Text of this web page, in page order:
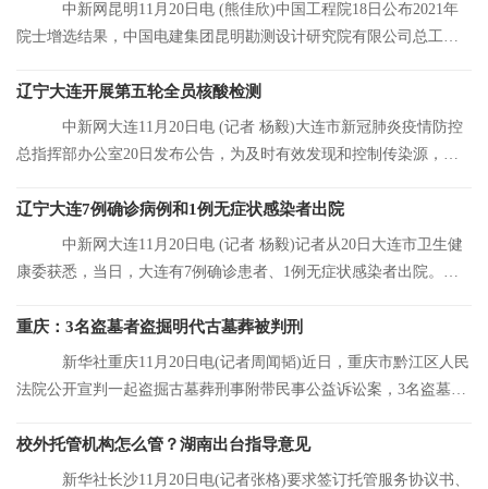
中新网昆明11月20日电 (熊佳欣)中国工程院18日公布2021年
院士增选结果，中国电建集团昆明勘测设计研究院有限公司总工程
辽宁大连开展第五轮全员核酸检测
中新网大连11月20日电 (记者 杨毅)大连市新冠肺炎疫情防控
总指挥部办公室20日发布公告，为及时有效发现和控制传染源，结
辽宁大连7例确诊病例和1例无症状感染者出院
中新网大连11月20日电 (记者 杨毅)记者从20日大连市卫生健
康委获悉，当日，大连有7例确诊患者、1例无症状感染者出院。目
重庆：3名盗墓者盗掘明代古墓葬被判刑
新华社重庆11月20日电(记者周闻韬)近日，重庆市黔江区人民
法院公开宣判一起盗掘古墓葬刑事附带民事公益诉讼案，3名盗墓者
校外托管机构怎么管？湖南出台指导意见
新华社长沙11月20日电(记者张格)要求签订托管服务协议书、